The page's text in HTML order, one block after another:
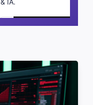
Planifier un appel